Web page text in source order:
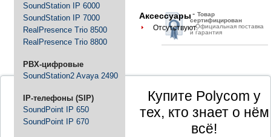
SoundStation IP 6000
SoundStation IP 7000
RealPresence Trio 8500
RealPresence Trio 8800
PBX-цифровые
SoundStation2 Avaya 2490
IP-телефоны (SIP)
SoundPoint IP 650
SoundPoint IP 670
- Товар
сертифицирован
- Официальная поставка
и гарантия
Аксессуары
Отсутствуют.
Купите Polycom у
тех, кто знает о нём
всё!